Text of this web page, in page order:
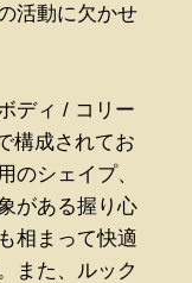
活動に欠かせ
ディ / コリー
構成されてお
のシェイプ、
がある握り心
相まって快適
また、ルック